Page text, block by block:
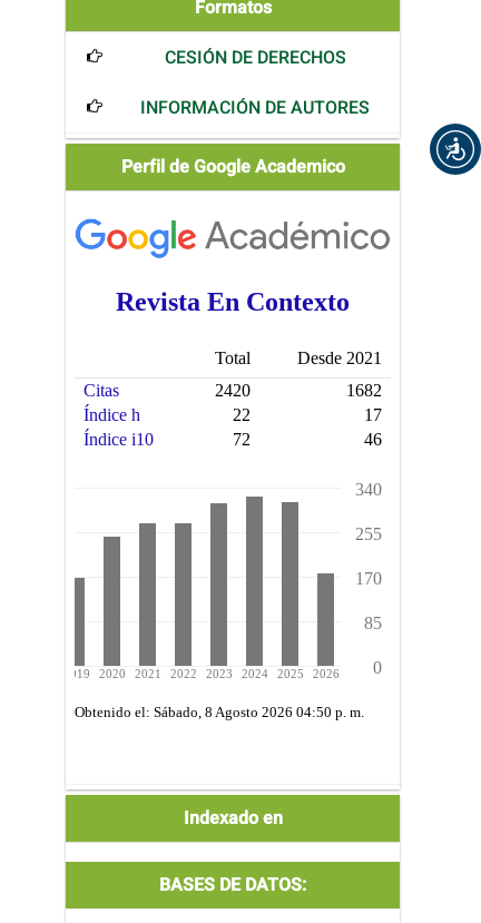
Formatos
CESIÓN DE DERECHOS
INFORMACIÓN DE AUTORES
ScholarPerfil de Google Academico
Indexado en
BASES DE DATOS: